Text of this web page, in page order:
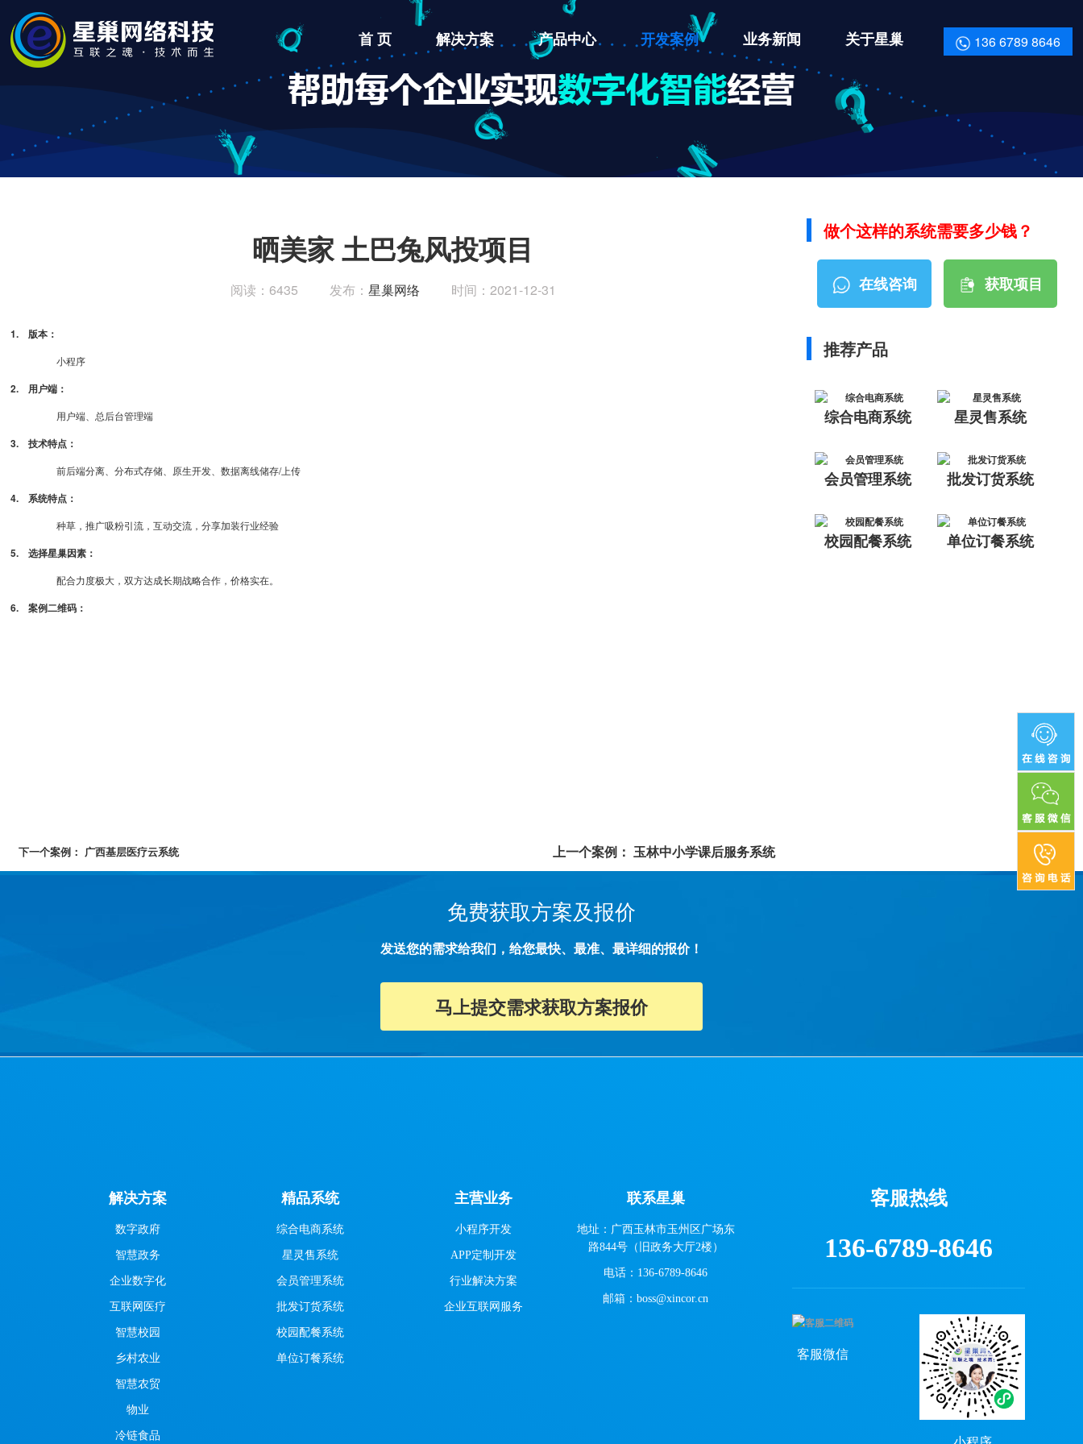
136 6789 8646
首 页 解决方案 产品中心 开发案例 业务新闻 关于星巢
晒美家 土巴兔风投项目
阅读：6435 发布： 星巢网络 时间：2021-12-31
1. 版本：
小程序
2. 用户端：
用户端、总后台管理端
3. 技术特点：
前后端分离、分布式存储、原生开发、数据离线储存/上传
4. 系统特点：
种草，推广吸粉引流，互动交流，分享加装行业经验
5. 选择星巢因素：
配合力度极大，双方达成长期战略合作，价格实在。
6. 案例二维码：
下一个案例： 广西基层医疗云系统 上一个案例： 玉林中小学课后服务系统
做个这样的系统需要多少钱？
在线咨询
获取项目
推荐产品
综合电商系统 星灵售系统
会员管理系统 批发订货系统
校园配餐系统 单位订餐系统
免费获取方案及报价
发送您的需求给我们，给您最快、最准、最详细的报价！
马上提交需求获取方案报价
解决方案
数字政府
智慧政务
企业数字化
互联网医疗
智慧校园
乡村农业
智慧农贸
物业
冷链食品
精品系统
综合电商系统
星灵售系统
会员管理系统
批发订货系统
校园配餐系统
单位订餐系统
主营业务
小程序开发
APP定制开发
行业解决方案
企业互联网服务
联系星巢
地址：广西玉林市玉州区广场东
路844号（旧政务大厅2楼）
电话：136-6789-8646
邮箱：boss@xincor.cn
客服热线
136-6789-8646
客服微信